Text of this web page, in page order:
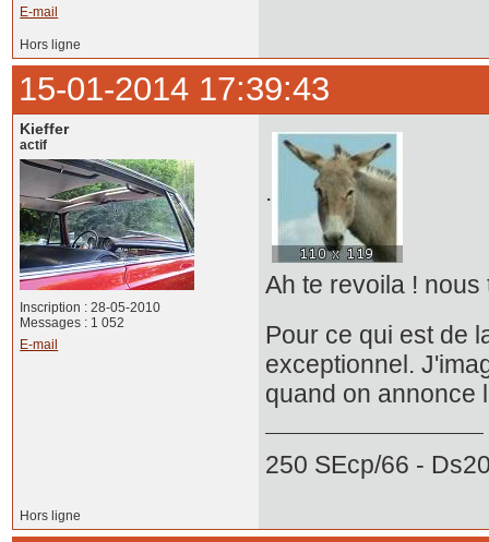
E-mail
Hors ligne
15-01-2014 17:39:43
Kieffer
actif
Inscription : 28-05-2010
Messages : 1 052
E-mail
.
Ah te revoila !
Pour ce qui est de
exceptionnel.
quand on annonce
250 SEcp/66 -
Hors ligne